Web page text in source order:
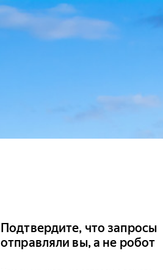
Подтвердите, что запросы
отправляли вы, а не робот